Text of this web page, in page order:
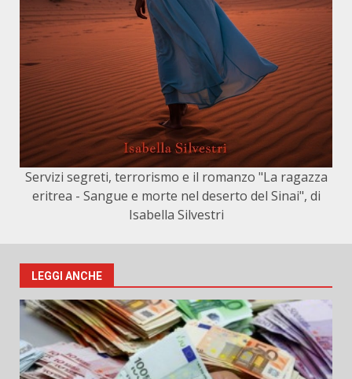
Servizi segreti, terrorismo e il romanzo "La ragazza
eritrea - Sangue e morte nel deserto del Sinai", di
Isabella Silvestri
LEGGI ANCHE